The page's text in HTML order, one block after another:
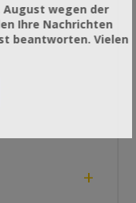
+
August wegen der
Ihre Nachrichten
beantworten. Vielen